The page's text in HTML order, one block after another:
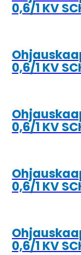
0,6/1 KV
0,6/1 KV
0,6/1 KV
0,6/1 KV
0,6/1 KV